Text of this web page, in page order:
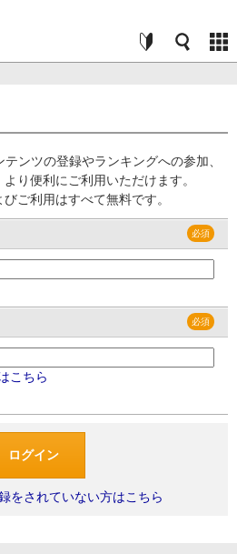
ンツの登録やランキングへの参加、
り便利にご利用いただけます。
ご利用はすべて無料です。
こちら
をされていない方はこちら